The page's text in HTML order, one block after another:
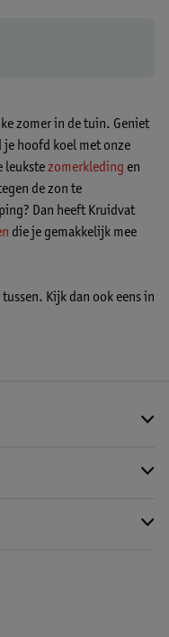
zomer in de tuin. Geniet
je hoofd koel met onze
leukstezomerkleding en
de zon te
Dan heeft Kruidvat
die je gemakkelijk mee
Kijk dan ook eens in